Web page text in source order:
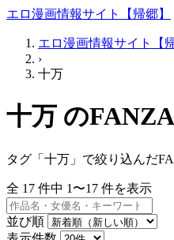
エロ漫画情報サイト【帰郷】
エロ漫画情報サイト【
›
十万
十万 の
タグ「十万」で絞り込んだ
全 17 件中 1〜17 件を表示
並び順